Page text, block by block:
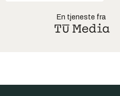
En tjeneste fra